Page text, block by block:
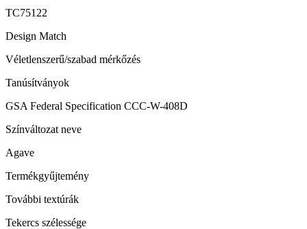
TC75122
Design Match
Véletlenszerű/szabad mérkőzés
Tanúsítványok
GSA Federal Specification CCC-W-408D
Színváltozat neve
Agave
Termékgyűjtemény
További textúrák
Tekercs szélessége